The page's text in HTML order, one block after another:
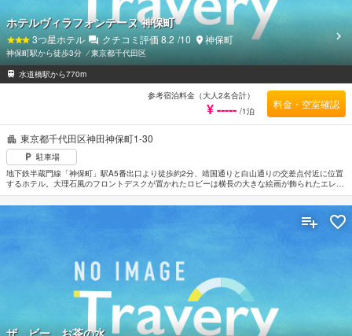
東京都千代田区神田神保町1-30
駐車場
地下鉄半蔵門線「神保町」駅A5番出口より徒歩約2分、靖国通りと白山通りの交差点付近に位置
するホテル。大理石風のフロントデスクが置かれたロビーは横長の大きな絵画が飾られたエレガ
ントスタイル。客室は間接照明がほの暗く、ムードがある。東京駅へのアクセスがよくビジネス
での利用に便利なロケーション。東京ドームシティまで約1.8km。皇居へは約2.2km。
ホテルヴィラフォンテーヌ 神保町
3つ星ホテル クチコミ評価 8.2 /10 神保町
神保町駅から徒歩3分 ⁄東京都千代田区
水道橋駅から770m
参考宿泊料金（大人2名合計）
¥ ----- /1泊
料金・空室確認
ザ ビー お茶の水